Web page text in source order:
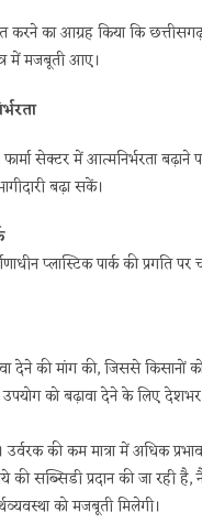
करने का आग्रह किया कि
में मजबूती आए।
सेक्टर में आत्मनिर्भरता
बढ़ा सकें।
प्लास्टिक पार्क की
देने की मांग की, जिससे
को बढ़ावा देने के लिए देशभर
की कम मात्रा में अधिक
की सब्सिडी प्रदान की जा
को मजबूती मिलेगी।